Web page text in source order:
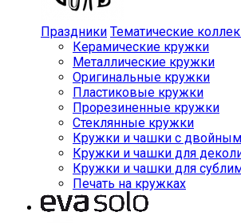
Праздники Тематические
Керамические кружки
Металлические кружки
Оригинальные кружки
Пластиковые кружки
Прорезиненные кружки
Стеклянные кружки
Кружки и чашки с
Кружки и чашки для
Кружки и чашки для
Печать на кружках